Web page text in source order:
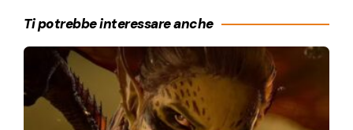
Ti potrebbe interessare anche